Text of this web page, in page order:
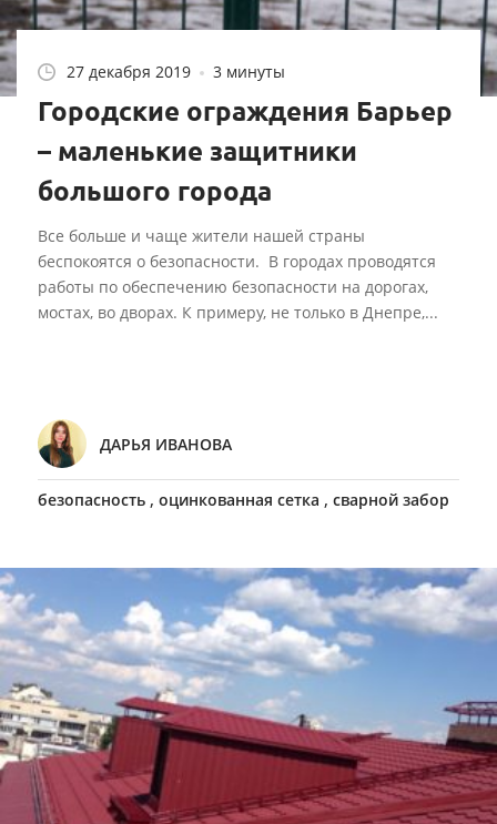
27 декабря 2019 3 минуты
Городские ограждения Барьер
– маленькие защитники
большого города
Все больше и чаще жители нашей страны
беспокоятся о безопасности. В городах проводятся
работы по обеспечению безопасности на дорогах,
мостах, во дворах. К примеру, не только в Днепре,...
ДАРЬЯ ИВАНОВА
безопасность , оцинкованная сетка , сварной забор